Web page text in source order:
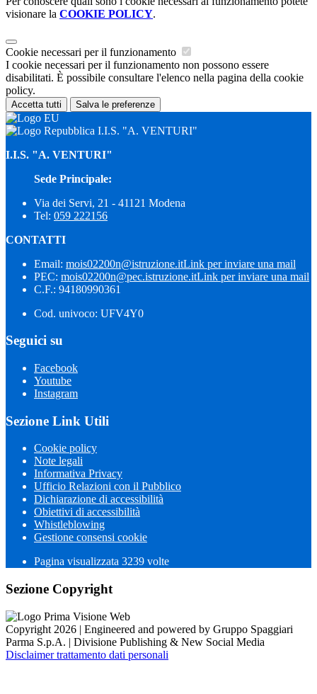
visionare la COOKIE POLICY.
Cookie necessari per il funzionamento
I cookie necessari per il funzionamento non possono essere
disabilitati. È possibile consultare l'elenco nella pagina della cookie
policy.
Accetta tutti Salva le preferenze
I.I.S. "A. VENTURI"
I.I.S. "A. VENTURI"
Sede Principale:
Via dei Servi, 21 - 41121 Modena
Tel: 059 222156
CONTATTI
Email: mois02200n@istruzione.itLink per inviare una mail
PEC: mois02200n@pec.istruzione.itLink per inviare una mail
C.F.: 94180990361
Cod. univoco: UFV4Y0
Seguici su
Facebook
Youtube
Instagram
Sezione Link Utili
Cookie policy
Note legali
Informativa Privacy
Ufficio Relazioni con il Pubblico
Dichiarazione di accessibilità
Obiettivi di accessibilità
Whistleblowing
Gestione consensi cookie
Pagina visualizzata 3239 volte
Sezione Copyright
Copyright 2026 | Engineered and powered by Gruppo Spaggiari
Parma S.p.A. | Divisione Publishing & New Social Media
Disclaimer trattamento dati personali